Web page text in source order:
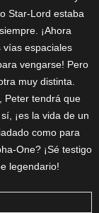
Star-Lord estaba
¡Ahora
vías espaciales
vengarse! Pero
muy distinta.
Peter tendrá que
¡es la vida de un
como para
One? ¡Sé testigo
legendario!